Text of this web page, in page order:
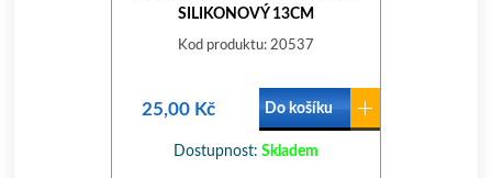
SILIKONOVÝ 13CM
Kod produktu: 20537
25,00 Kč Do košíku
Dostupnost: Skladem